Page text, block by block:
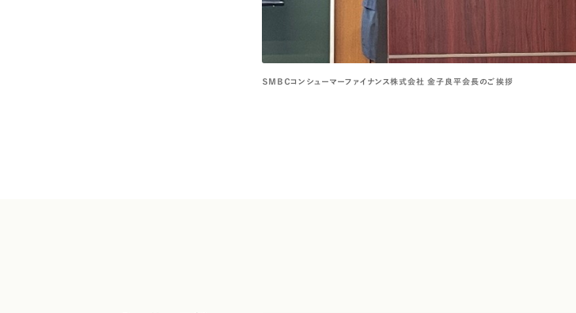
ＳＭＢＣコンシューマーファイナンス株式会社 金子良平会長のご挨拶